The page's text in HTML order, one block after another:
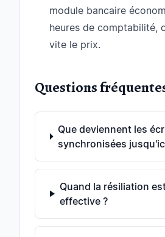
module bancaire
heures de comptabilité,
vite le prix.
Questions
Que deviennent les
synchronisées
Quand la résiliation
effective ?